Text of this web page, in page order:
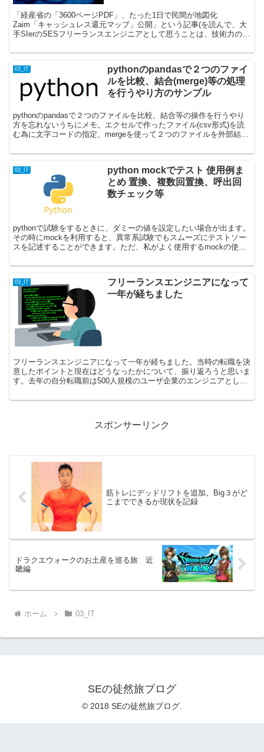
「経産省の「3600ページPDF」、たった1日で民間が地図化
Zaim「キャッシュレス還元マップ」公開」という記事(を読んで、大
手SIerのSESフリーランスエンジニアとして思うことは、技術力の高
03_IT
pythonのpandasで２つのファイ
ルを比較、結合(merge)等の処理
を行うやり方のサンプル
pythonのpandasで２つのファイルを比較、結合等の操作を行うやり
方を忘れないうちにメモ。エクセルで作ったファイル(csv形式)を読
む為に文字コードの指定、mergeを使って２つのファイルを外部結
03_IT
python mockでテスト 使用例ま
とめ 置換、複数回置換、呼出回
数チェック等
pythonで試験をするときに、ダミーの値を設定したい場合が出ます。
その時にmockを利用すると、異常系試験でもスムーズにテストソー
スを記述することができます。ただ、私がよく使用するmockの使用
03_IT
フリーランスエンジニアになって
一年が経ちました
フリーランスエンジニアになって一年が経ちました。当時の転職を決
意したポイントと現在はどうなったかについて、振り返ろうと思いま
す。去年の自分転職前は500人規模のユーザ企業のエンジニアとして
スポンサーリンク
筋トレにデッドリフトを追加。Big３がど
こまでできるか現状を記録
ドラクエウォークのお土産を巡る旅 近
畿編
ホーム 03_IT
SEの徒然旅ブログ
© 2018 SEの徒然旅ブログ.